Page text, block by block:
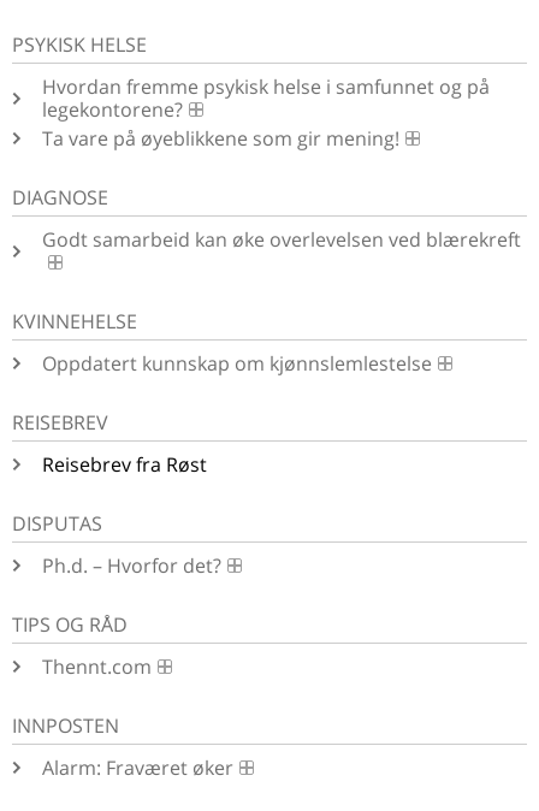
PSYKISK HELSE
Hvordan fremme psykisk helse i samfunnet og på
legekontorene?
Ta vare på øyeblikkene som gir mening!
DIAGNOSE
Godt samarbeid kan øke overlevelsen ved blærekreft
KVINNEHELSE
Oppdatert kunnskap om kjønnslemlestelse
REISEBREV
Reisebrev fra Røst
DISPUTAS
Ph.d. – Hvorfor det?
TIPS OG RÅD
Thennt.com
INNPOSTEN
Alarm: Fraværet øker